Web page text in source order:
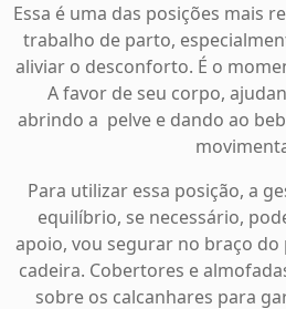
Essa é uma das posições mais
trabalho de parto,
aliviar o desconforto. É o
A favor de seu corpo,
abrindo a pelve e dando ao
Para utilizar essa posição, a
equilíbrio, se necessário,
apoio, vou segurar no braço
cadeira. Cobertores e
sobre os calcanhares para